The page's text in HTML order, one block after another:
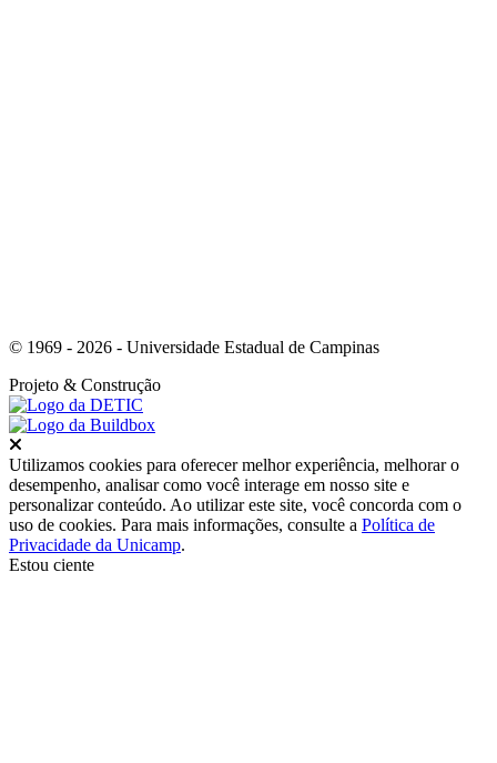
© 1969 - 2026 - Universidade Estadual de Campinas
Projeto & Construção
Utilizamos cookies para oferecer melhor experiência, melhorar o
desempenho, analisar como você interage em nosso site e
personalizar conteúdo. Ao utilizar este site, você concorda com o
uso de cookies. Para mais informações, consulte a Política de
Privacidade da Unicamp.
Estou ciente